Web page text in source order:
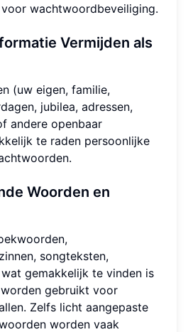
wachtwoordbeveiliging.
Vermijden als
(uw eigen, familie,
jubilea, adressen,
andere openbaar
te raden persoonlijke
Woorden en
songteksten,
gemakkelijk te vinden is
gebruikt voor
Zelfs licht aangepaste
worden vaak